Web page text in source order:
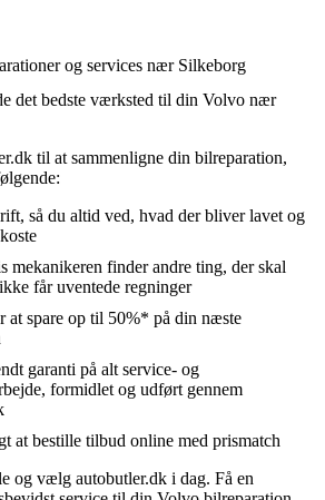
og services nær Silkeborg
det bedste værksted til din Volvo nær
til at sammenligne din bilreparation,
så du altid ved, hvad der bliver lavet og
mekanikeren finder andre ting, der skal
får uventede regninger
at spare op til 50%* på din næste
garanti på alt service- og
formidlet og udført gennem
at bestille tilbud online med prismatch
og vælg autobutler.dk i dag. Få en